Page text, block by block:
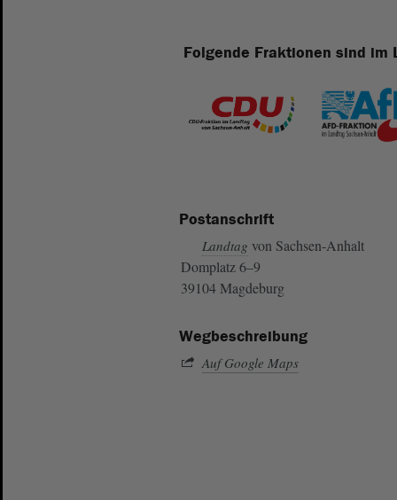
Folgende Fraktionen sind im
Postanschrift
Landtag von Sachsen-Anhalt
Domplatz 6–9
39104 Magdeburg
Wegbeschreibung
Auf Google Maps